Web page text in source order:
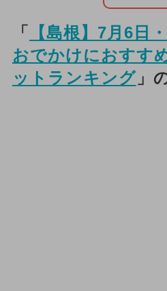
「
【島根】7月6日
おでかけにおすす
ットランキング」